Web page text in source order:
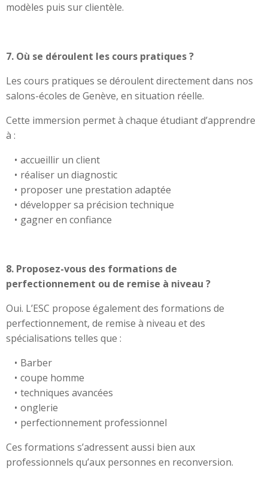
modèles puis sur clientèle.
7. Où se déroulent les cours pratiques ?
Les cours pratiques se déroulent directement dans nos
salons-écoles de Genève, en situation réelle.
Cette immersion permet à chaque étudiant d’apprendre
à :
accueillir un client
réaliser un diagnostic
proposer une prestation adaptée
développer sa précision technique
gagner en confiance
8. Proposez-vous des formations de
perfectionnement ou de remise à niveau ?
Oui. L’ESC propose également des formations de
perfectionnement, de remise à niveau et des
spécialisations telles que :
Barber
coupe homme
techniques avancées
onglerie
perfectionnement professionnel
Ces formations s’adressent aussi bien aux
professionnels qu’aux personnes en reconversion.